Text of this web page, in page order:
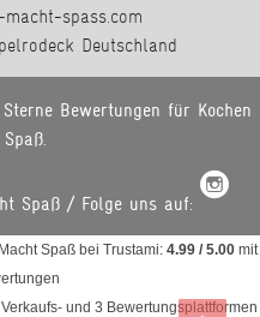
spass.com
Deutschland
Bewertungen für Kochen
Spaß / Folge uns auf:
Spaß bei Trustami: 4.99 / 5.00 mit
und 3 Bewertungsplattformen